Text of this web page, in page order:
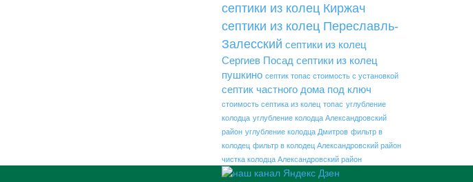
септики из колец Киржач
септики из колец Переславль-
Залесский септики из колец
Сергиев Посад септики из колец
пушкино септик топас стоимость с установкой
септик частного дома под ключ
стоимость септика из колец топас углубление
колодца углубление колодца Александровский
район углубление колодца Дмитров фильтр в
колодец фильтр в колодец Александровский район
чистка колодца Александровский район